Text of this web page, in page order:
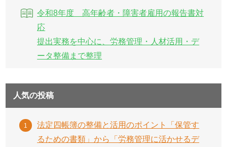
令和8年度 高年齢者・障害者雇用の報告書対
応
提出実務を中心に、労務管理・人材活用・デ
ータ整備まで整理
人気の投稿
法定四帳簿の整備と活用のポイント「保管す
るための書類」から「労務管理に活かせるデ